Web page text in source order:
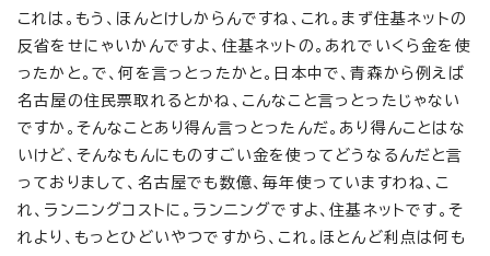
これは。もう、ほんとけしからんですね、これ。まず住基ネットの
反省をせにゃいかんですよ、住基ネットの。あれでいくら金を使
ったかと。で、何を言っとったかと。日本中で、青森から例えば
名古屋の住民票取れるとかね、こんなこと言っとったじゃない
ですか。そんなことあり得ん言っとったんだ。あり得んことはな
いけど、そんなもんにものすごい金を使ってどうなるんだと言
っておりまして、名古屋でも数億、毎年使っていますわね、こ
れ、ランニングコストに。ランニングですよ、住基ネットです。そ
れより、もっとひどいやつですから、これ。ほとんど利点は何も